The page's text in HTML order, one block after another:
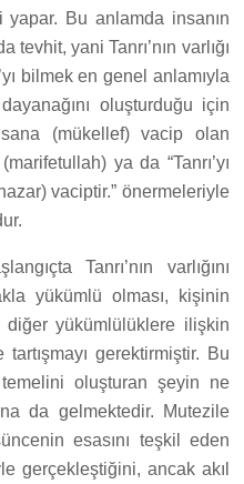
yapar. Bu anlamda insanın
yani Tanrı’nın varlığı
bilmek en genel anlamıyla
oluşturduğu için
(mükellef) vacip olan
ya da “Tanrı’yı
vaciptir.” önermeleriyle
Tanrı’nın varlığını
yükümlü olması, kişinin
yükümlülüklere ilişkin
gerektirmiştir. Bu
oluşturan şeyin ne
da gelmektedir. Mutezile
esasını teşkil eden
gerçekleştiğini, ancak akıl